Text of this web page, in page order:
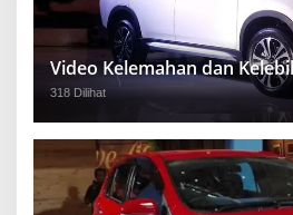
Video Kelemahan dan
318 Dilihat